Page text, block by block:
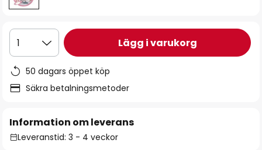
1 Lägg i varukorg
50 dagars öppet köp
Säkra betalningsmetoder
Information om leverans
Leveranstid: 3 - 4 veckor